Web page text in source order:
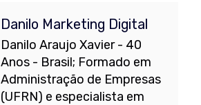
Danilo Marketing Digital
Danilo Araujo Xavier - 40
Anos - Brasil; Formado em
Administração de Empresas
(UFRN) e especialista em